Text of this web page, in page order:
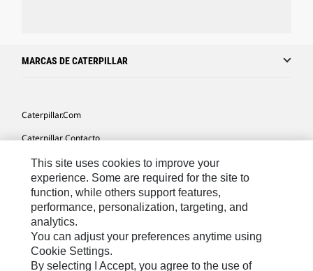
MARCAS DE CATERPILLAR
Caterpillar.com
Caterpillar Contacto
Mis Preferencias De Marketing
Site Map
Cookie Settings
Legal
Privacy
This site uses cookies to improve your
experience. Some are required for the site to
function, while others support features,
performance, personalization, targeting, and
analytics.
You can adjust your preferences anytime using
Cookie Settings.
By selecting I Accept, you agree to the use of